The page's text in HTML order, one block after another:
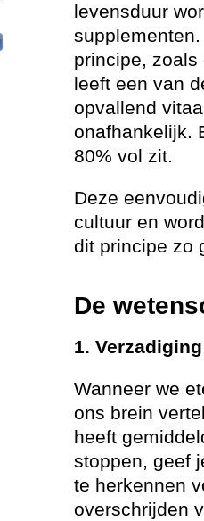
levensduur
principe, zoals
leeft een van
opvallend
onafhankelijk.
80% vol zit.
Deze
cultuur en
dit principe zo
De
1.
Wanneer we
ons brein
heeft
stoppen, geef
te herkennen
overschrijden